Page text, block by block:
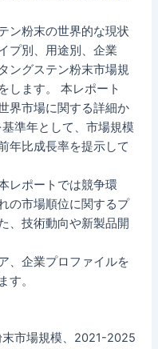
ン粉末の世界的な現状
プ別、用途別、企業
ングステン粉末市場規
します。 本レポート
界市場に関する詳細か
準年として、市場規模
年比成長率を提示して
レポートでは競争環
の市場順位に関するプ
、技術動向や新製品開
、企業プロファイルを
す。
市場規模、2021-2025